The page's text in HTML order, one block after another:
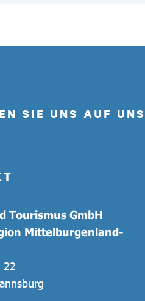
SIE UNS AUF
Tourismus GmbH
Mittelburgenland-
22